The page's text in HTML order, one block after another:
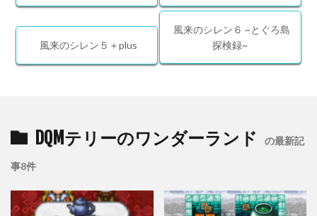
風来のシレン５＋plus
風来のシレン６ ~とぐろ島
探検録~
DQMテリーのワンダーランド の最新記
事8件